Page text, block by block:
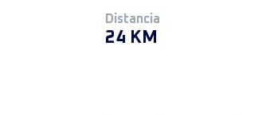
Distancia
24 KM